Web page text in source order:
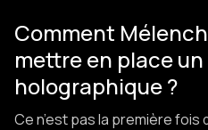
Comment
mettre en place
holographique ?
Ce n’est pas la première fois